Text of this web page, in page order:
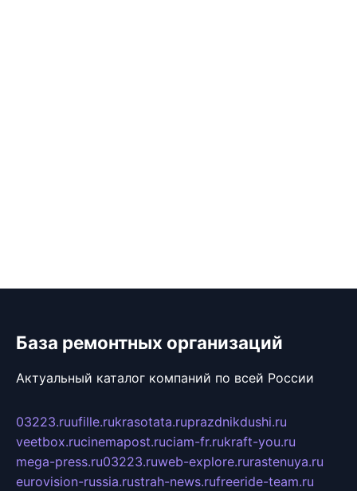
База ремонтных организаций
Актуальный каталог компаний по всей России
03223.ruufille.rukrasotata.ruprazdnikdushi.ru
veetbox.rucinemapost.ruciam-fr.rukraft-you.ru
mega-press.ru03223.ruweb-explore.rurastenuya.ru
eurovision-russia.rustrah-news.rufreeride-team.ru